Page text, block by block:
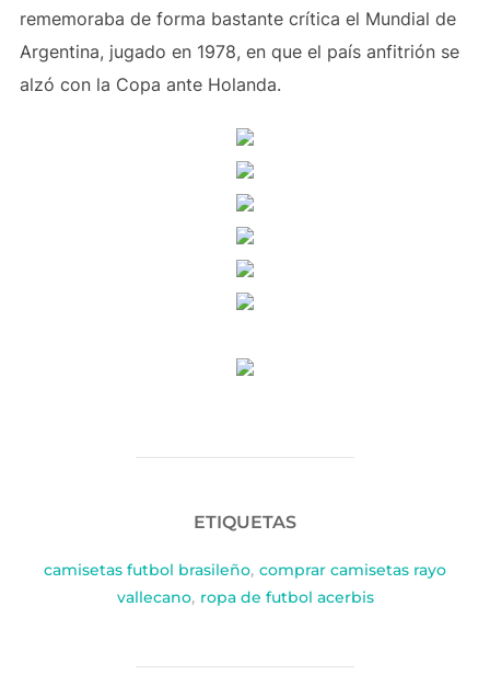
rememoraba de forma bastante crítica el Mundial de
Argentina, jugado en 1978, en que el país anfitrión se
alzó con la Copa ante Holanda.
ETIQUETAS
camisetas futbol brasileño, comprar camisetas rayo
vallecano, ropa de futbol acerbis